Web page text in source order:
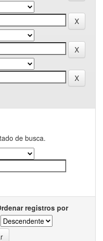
de busca.
registros por